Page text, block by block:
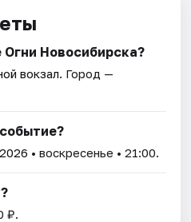
Новосибирска?
вокзал. Город —
• воскресенье • 21:00.
₽.